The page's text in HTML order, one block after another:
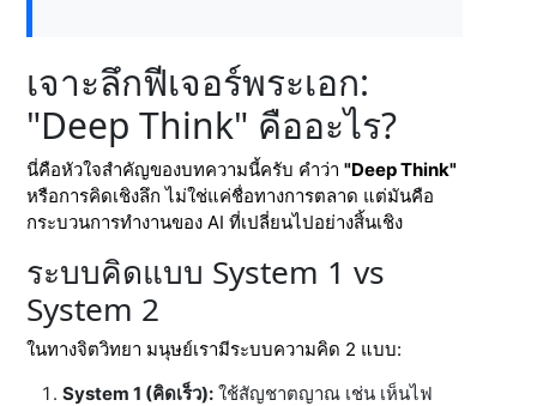
เจาะลึกฟีเจอร์พระเอก:
"Deep Think" คืออะไร?
นี่คือหัวใจสำคัญของบทความนี้ครับ คำว่า"Deep Think"
หรือการคิดเชิงลึก ไม่ใช่แค่ชื่อทางการตลาด แต่มันคือ
กระบวนการทำงานของ AI ที่เปลี่ยนไปอย่างสิ้นเชิง
ระบบคิดแบบ System 1 vs
System 2
ในทางจิตวิทยา มนุษย์เรามีระบบความคิด 2 แบบ:
System 1 (คิดเร็ว): ใช้สัญชาตญาณ เช่น เห็นไฟ